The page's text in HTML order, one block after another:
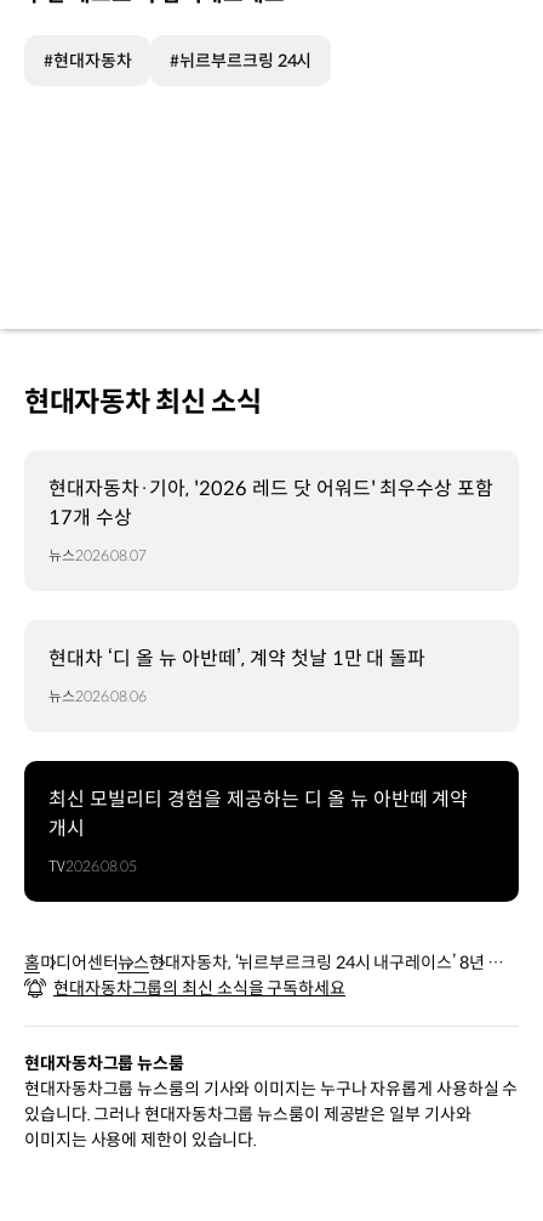
#현대자동차 #뉘르부르크링 24시
현대자동차 최신 소식
현대자동차·기아, '2026 레드 닷 어워드' 최우수상 포함
17개 수상
뉴스2026.08.07
현대차 ‘디 올 뉴 아반떼’, 계약 첫날 1만 대 돌파
뉴스2026.08.06
최신 모빌리티 경험을 제공하는 디 올 뉴 아반떼 계약
개시
TV2026.08.05
홈미디어센터뉴스현대자동차, ‘뉘르부르크링 24시 내구레이스’ 8년 연
속 완주 성공
현대자동차그룹의 최신 소식을 구독하세요
현대자동차그룹 뉴스룸
현대자동차그룹 뉴스룸의 기사와 이미지는 누구나 자유롭게 사용하실 수
있습니다. 그러나 현대자동차그룹 뉴스룸이 제공받은 일부 기사와
이미지는 사용에 제한이 있습니다.